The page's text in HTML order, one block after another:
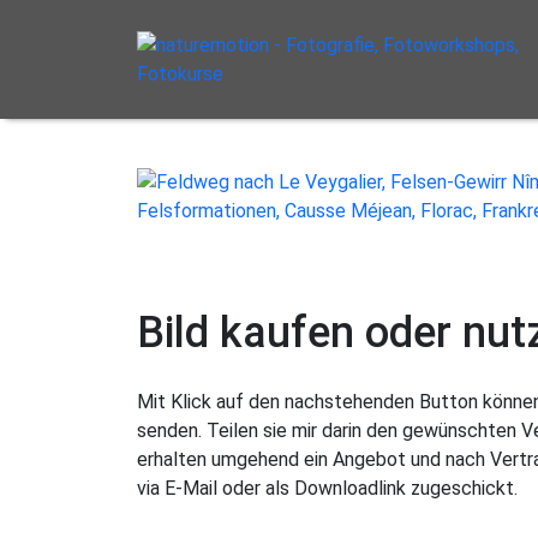
Bild kaufen oder
Mit Klick auf den nachstehenden Button
senden. Teilen sie mir darin den gewünschten
erhalten umgehend ein Angebot und nach
via E-Mail oder als Downloadlink zugeschickt.